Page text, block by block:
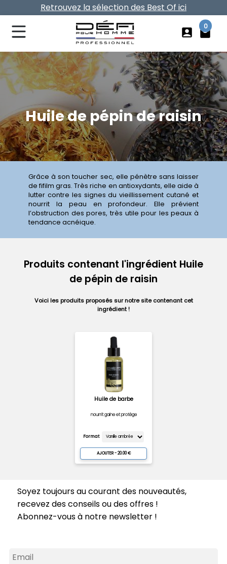
Retrouvez la sélection des Best Of ici
Vos frais de port offerts dès 40€ d'achat
account_box local_mall
0
Huile de pépin de raisin
Grâce à son toucher sec, elle pénètre sans laisser
de fifilm gras. Très riche en antioxydants, elle aide à
lutter contre les signes du vieillissement cutané et
nourrit la peau en profondeur. Elle prévient
l’obstruction des pores, très utile pour les peaux à
tendance acnéique.
Produits contenant l'ingrédient Huile
de pépin de raisin
Voici les produits proposés sur notre site contenant cet
ingrédient !
Huile de barbe
nourrit gaine et protège
Format
AJOUTER - 20.00 €
Soyez toujours au courant des nouveautés,
recevez des conseils ou des offres !
Abonnez-vous à notre newsletter !
Email